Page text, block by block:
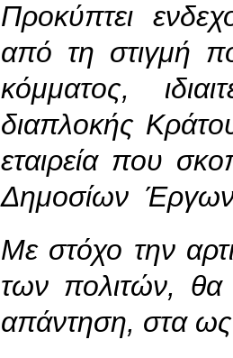
Προκύπτει
από τη στιγμή
κόμματος,
διαπλοκής
εταιρεία που
Δημοσίων
Με στόχο την
των πολιτών, θα
απάντηση, στα